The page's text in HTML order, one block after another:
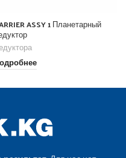
ASSY 1 Планетарный